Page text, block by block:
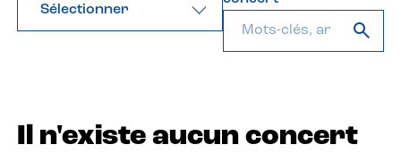
Sélectionner
Il n'existe aucun concert